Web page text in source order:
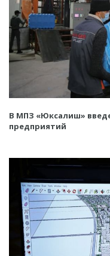
В МПЗ «Юксалиш»
предприятий